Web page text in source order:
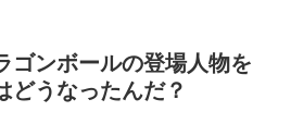
ゴンボールの登場人物を
どうなったんだ？